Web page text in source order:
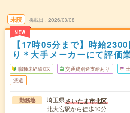
未読
NEW
掲載日 2026/08/08
【17時05分まで】時給
り＊大手メーカーにて評価
職種未経験OK 交通費別途支給あり
派遣
勤務地 埼玉県さいたま市北区
北大宮駅から徒歩10分